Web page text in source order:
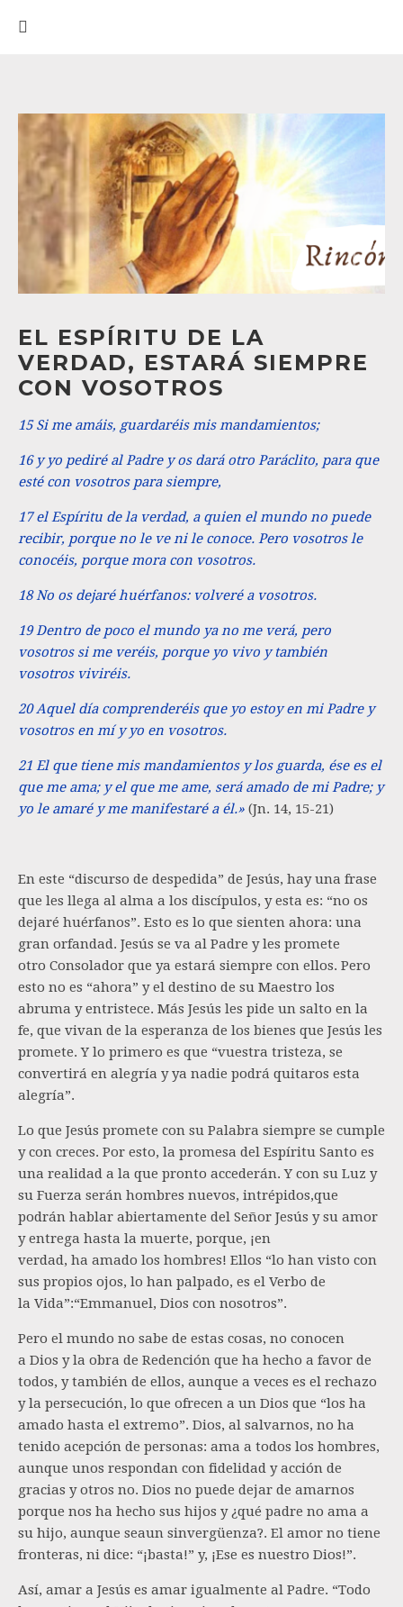
EL ESPÍRITU DE LA
VERDAD, ESTARÁ SIEMPRE
CON VOSOTROS
15 Si me amáis, guardaréis mis mandamientos;
16 y yo pediré al Padre y os dará otro Paráclito, para que
esté con vosotros para siempre,
17 el Espíritu de la verdad, a quien el mundo no puede
recibir, porque no le ve ni le conoce. Pero vosotros le
conocéis, porque mora con vosotros.
18 No os dejaré huérfanos: volveré a vosotros.
19 Dentro de poco el mundo ya no me verá, pero
vosotros si me veréis, porque yo vivo y también
vosotros viviréis.
20 Aquel día comprenderéis que yo estoy en mi Padre y
vosotros en mí y yo en vosotros.
21 El que tiene mis mandamientos y los guarda, ése es el
que me ama; y el que me ame, será amado de mi Padre; y
yo le amaré y me manifestaré a él.» (Jn. 14, 15-21)
En este “discurso de despedida” de Jesús, hay una frase
que les llega al alma a los discípulos, y esta es: “no os
dejaré huérfanos”. Esto es lo que sienten ahora: una
gran orfandad. Jesús se va al Padre y les promete
otro Consolador que ya estará siempre con ellos. Pero
esto no es “ahora” y el destino de su Maestro los
abruma y entristece. Más Jesús les pide un salto en la
fe, que vivan de la esperanza de los bienes que Jesús les
promete. Y lo primero es que “vuestra tristeza, se
convertirá en alegría y ya nadie podrá quitaros esta
alegría”.
Lo que Jesús promete con su Palabra siempre se cumple
y con creces. Por esto, la promesa del Espíritu Santo es
una realidad a la que pronto accederán. Y con su Luz y
su Fuerza serán hombres nuevos, intrépidos,que
podrán hablar abiertamente del Señor Jesús y su amor
y entrega hasta la muerte, porque, ¡en
verdad, ha amado los hombres! Ellos “lo han visto con
sus propios ojos, lo han palpado, es el Verbo de
la Vida”:“Emmanuel, Dios con nosotros”.
Pero el mundo no sabe de estas cosas, no conocen
a Dios y la obra de Redención que ha hecho a favor de
todos, y también de ellos, aunque a veces es el rechazo
y la persecución, lo que ofrecen a un Dios que “los ha
amado hasta el extremo”. Dios, al salvarnos, no ha
tenido acepción de personas: ama a todos los hombres,
aunque unos respondan con fidelidad y acción de
gracias y otros no. Dios no puede dejar de amarnos
porque nos ha hecho sus hijos y ¿qué padre no ama a
su hijo, aunque seaun sinvergüenza?. El amor no tiene
fronteras, ni dice: “¡basta!” y, ¡Ese es nuestro Dios!”.
Así, amar a Jesús es amar igualmente al Padre. “Todo